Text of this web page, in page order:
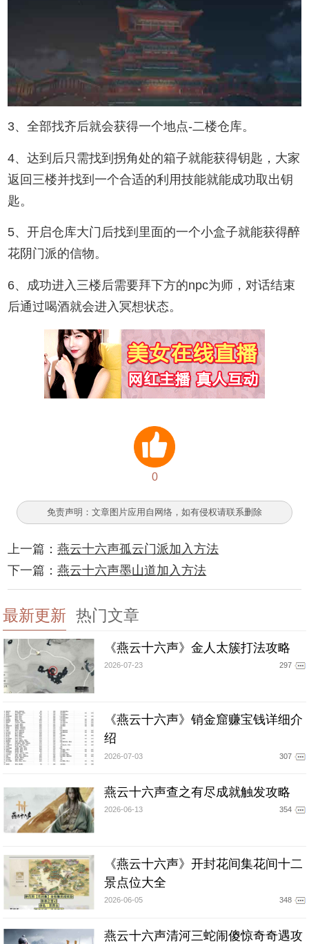
3、全部找齐后就会获得一个地点-二楼仓库。
4、达到后只需找到拐角处的箱子就能获得钥匙，大家
返回三楼并找到一个合适的利用技能就能成功取出钥
匙。
5、开启仓库大门后找到里面的一个小盒子就能获得醉
花阴门派的信物。
6、成功进入三楼后需要拜下方的npc为师，对话结束
后通过喝酒就会进入冥想状态。
0
免责声明：文章图片应用自网络，如有侵权请联系删除
上一篇：燕云十六声孤云门派加入方法
下一篇：燕云十六声墨山道加入方法
最新更新 热门文章
《燕云十六声》金人太簇打法攻略
2026-07-23 297
《燕云十六声》销金窟赚宝钱详细介
绍
2026-07-03 307
燕云十六声查之有尽成就触发攻略
2026-06-13 354
《燕云十六声》开封花间集花间十二
景点位大全
2026-06-05 348
燕云十六声清河三蛇闹傻惊奇奇遇攻